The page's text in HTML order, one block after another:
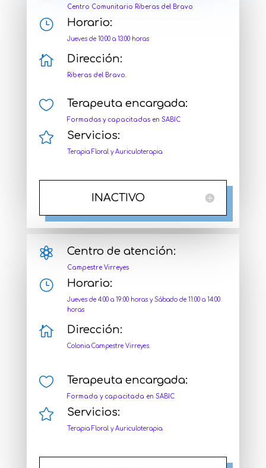
Centro Comunitario Riberas del Bravo
} Horario:
Jueves de 10:00 a 13:00 horas
 Dirección:
Riberas del Bravo.
 Terapeuta encargada:
Formadas y capacitadas en SABIC
 Servicios:
Terapia Floral y Auriculoterapia
INACTIVO
 Centro de atención:
Campestre Virreyes
} Horario:
Jueves de 4:00 a 19:00 horas y Sábado de 11:00 a 14:00
horas
 Dirección:
Colonia Campestre Virreyes.
 Terapeuta encargada:
Formada y capacitada en SABIC
 Servicios:
Terapia Floral y Auriculoterapia.